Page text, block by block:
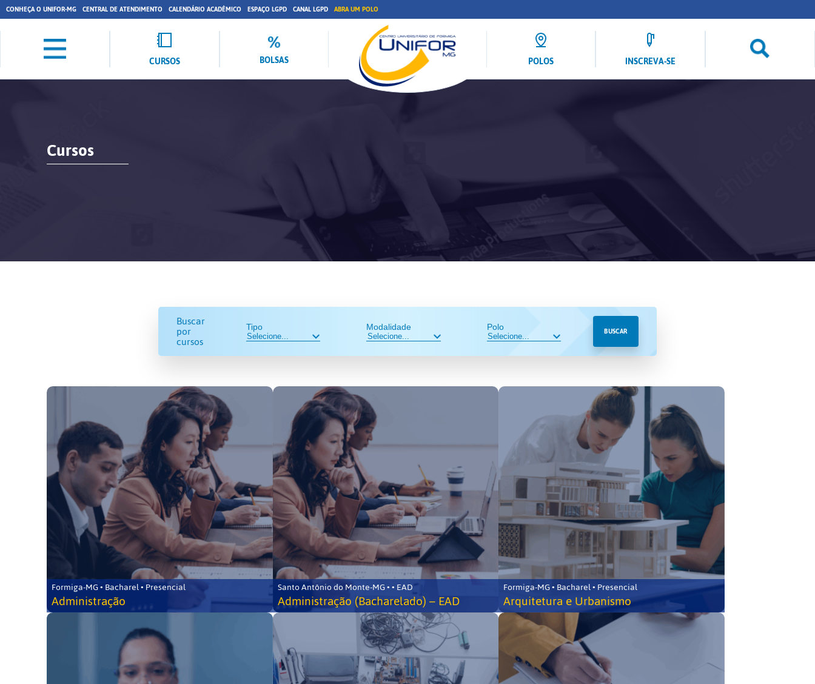
CONHEÇA O UNIFOR-MG CENTRAL DE ATENDIMENTO CALENDÁRIO ACADÊMICO ESPAÇO LGPD CANAL LGPD ABRA UM POLO
CURSOS BOLSAS POLOS INSCREVA-SE
Cursos
Buscar
por
cursos
Tipo Modalidade Polo BUSCAR
Formiga-MG • Bacharel • Presencial
Administração
Santo Antônio do Monte-MG • • EAD
Administração (Bacharelado) – EAD
Formiga-MG • Bacharel • Presencial
Arquitetura e Urbanismo